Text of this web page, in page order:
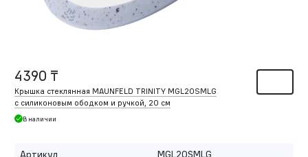
4390 ₸
Крышка стеклянная MAUNFELD TRINITY MGL20SMLG
с силиконовым ободком и ручкой, 20 см
В наличии
Артикул
MGL20SMLG